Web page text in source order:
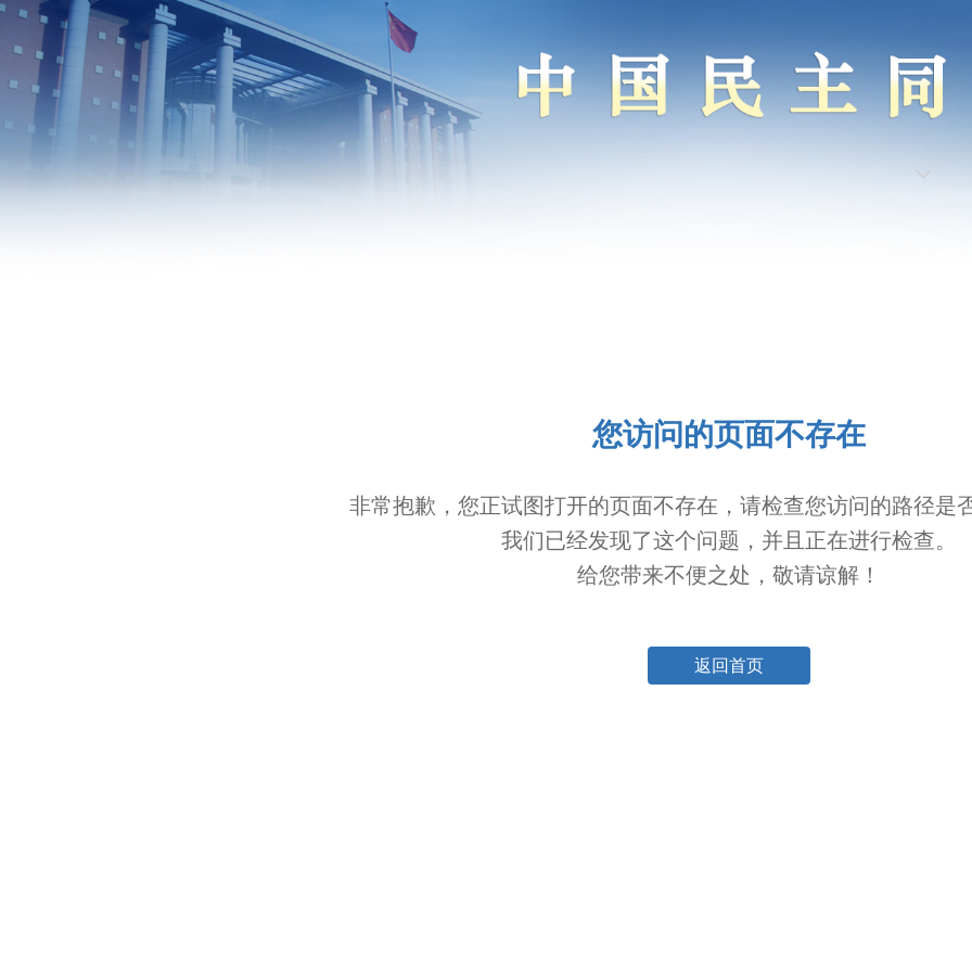
您访问的页面不存在
非常抱歉，您正试图打开的页面不存在，请检查您访问的路径是
我们已经发现了这个问题，并且正在进行检查。
给您带来不便之处，敬请谅解！
返回首页